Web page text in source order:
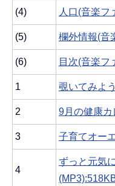
(4) 人口(音楽フ
(5) 欄外情報(音
(6) 目次(音楽フ
1 覗いてみよ
2 9月の健康
3 子育てオー
4
ずっと元気